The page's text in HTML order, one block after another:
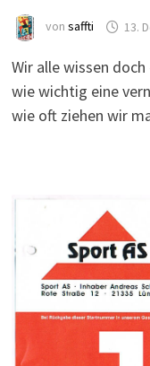
von saffti 13.
Wir alle wissen
wie wichtig eine
wie oft ziehen wir